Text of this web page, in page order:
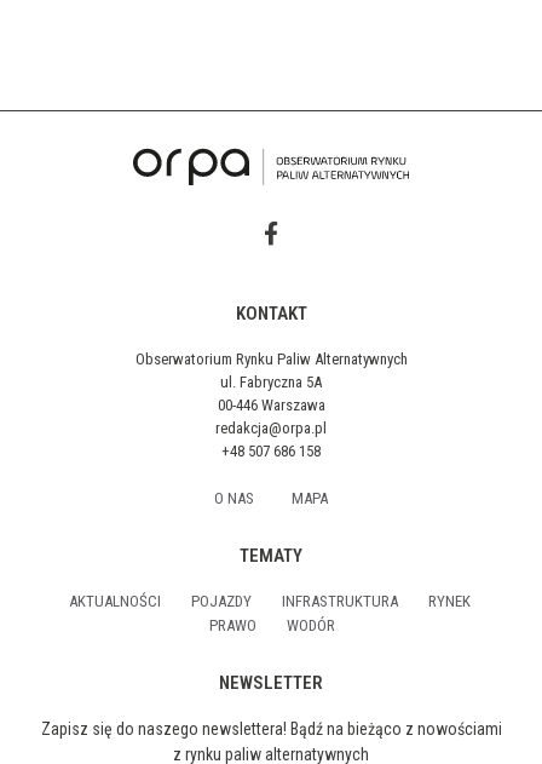
KONTAKT
Obserwatorium Rynku Paliw Alternatywnych
ul. Fabryczna 5A
00-446 Warszawa
redakcja@orpa.pl
+48 507 686 158
O NAS MAPA
TEMATY
AKTUALNOŚCI POJAZDY INFRASTRUKTURA
RYNEK
PRAWO
WODÓR
NEWSLETTER
Zapisz się do naszego newslettera! Bądź na bieżąco z nowościami
z rynku paliw alternatywnych